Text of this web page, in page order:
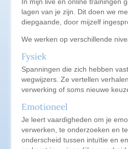
In mijn live en online trainingen
lagen van je zijn. Dit doen we
diepgaande, door mijzelf
We werken op verschillende
Fysiek
Spanningen die zich hebben
wegwijzers. Ze vertellen
verwerking of soms nieuwe
Emotioneel
Je leert vaardigheden om je
verwerken, te onderzoeken en
onderscheid tussen intuïtie en